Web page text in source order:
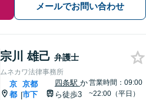
メールでお問い合わせ
宗川 雄己 弁護士
ムネカワ法律事務所
京
都 |
京都
市下
四条駅 か
ら徒歩3
営業時間：09:00
~22:00（平日）